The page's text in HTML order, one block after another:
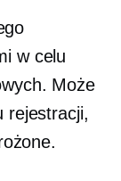
w celu
Może
rejestracji,